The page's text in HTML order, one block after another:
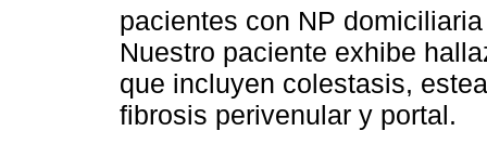
pacientes con NP
Nuestro paciente exhibe
que incluyen colestasis,
fibrosis perivenular y portal.